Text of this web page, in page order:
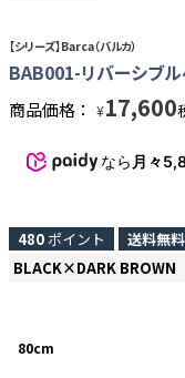
【シリーズ】Barca（バルカ）
BAB001-リバーシブ
商品価格： ¥17,600
なら 月々
480 ポイント
送料無料
BLACK×DARK BROWN
80cm